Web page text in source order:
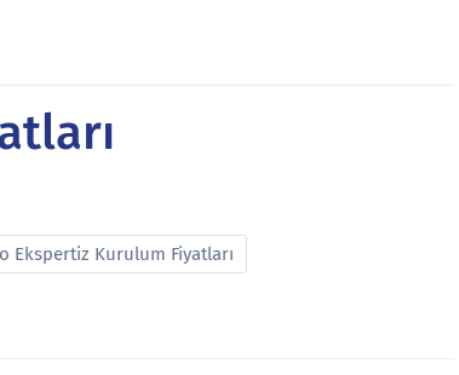
Ekspertiz Kurulum Fiyatları